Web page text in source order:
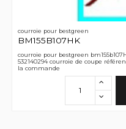
courroie pour bestgreen
BM155B107HK
courroie pour bestgreen
532140294 courroie de coupe
la commande